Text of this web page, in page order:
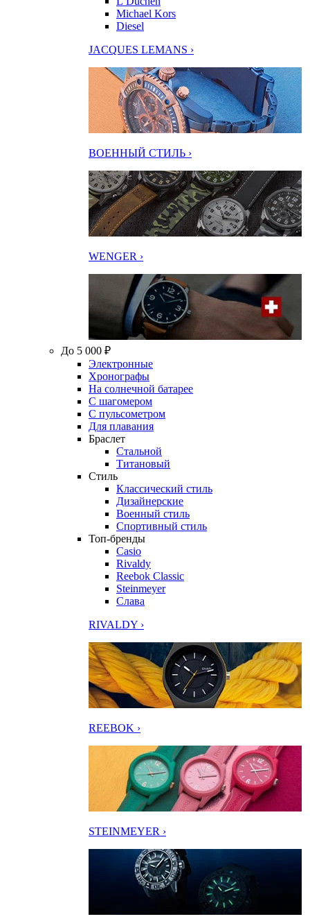
Michael Kors
Diesel
JACQUES LEMANS ›
ВОЕННЫЙ СТИЛЬ ›
WENGER ›
До 5 000 ₽
Электронные
Хронографы
На солнечной батарее
С шагомером
С пульсометром
Для плавания
Браслет
Стальной
Титановый
Стиль
Классический стиль
Дизайнерские
Военный стиль
Спортивный стиль
Топ-бренды
Casio
Rivaldy
Reebok Classic
Steinmeyer
Слава
RIVALDY ›
REEBOK ›
STEINMEYER ›